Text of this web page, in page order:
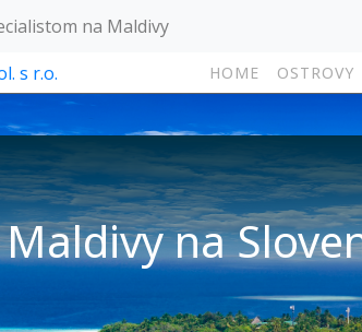
na Maldivy
HOME OSTROVY
na